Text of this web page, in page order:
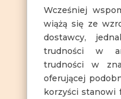
Wcześniej
wiążą się ze
dostawcy,
trudności w
trudności w
oferującej
korzyści stanowi